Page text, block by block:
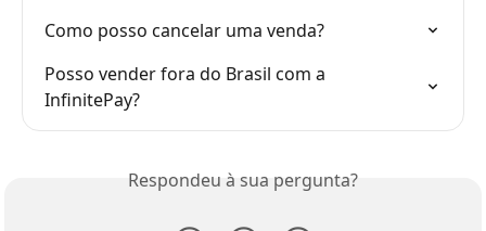
Como posso cancelar uma venda?
Posso vender fora do Brasil com a
InfinitePay?
Respondeu à sua pergunta?